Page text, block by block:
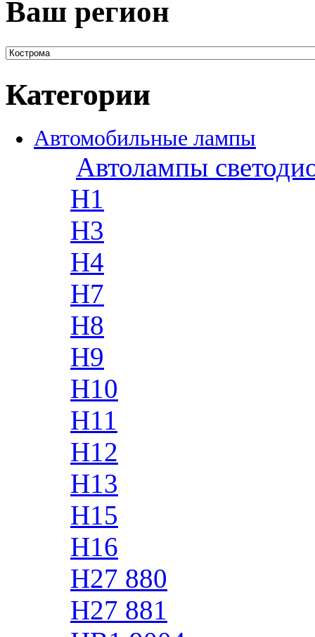
Ваш регион
Категории
Автомобильные лампы
Автолампы
H1
H3
H4
H7
H8
H9
H10
H11
H12
H13
H15
H16
H27 880
H27 881